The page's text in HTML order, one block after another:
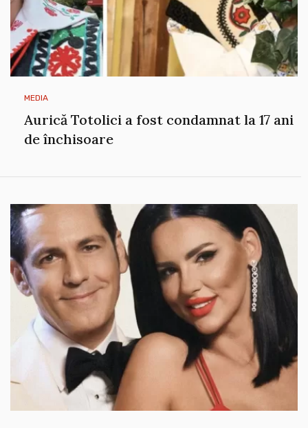
MEDIA
Bucurie mare în familia lui Ștefan Bănică
Jr. Artistul și Lavinia sunt în extaz: ”Cel
mai frumos dar!”